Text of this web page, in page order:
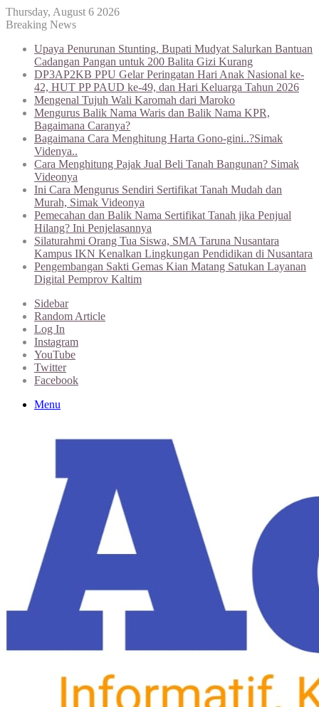
Thursday, August 6 2026
Breaking News
Upaya Penurunan Stunting, Bupati Mudyat Salurkan Bantuan
Cadangan Pangan untuk 200 Balita Gizi Kurang
DP3AP2KB PPU Gelar Peringatan Hari Anak Nasional ke-
42, HUT PP PAUD ke-49, dan Hari Keluarga Tahun 2026
Mengenal Tujuh Wali Karomah dari Maroko
Mengurus Balik Nama Waris dan Balik Nama KPR,
Bagaimana Caranya?
Bagaimana Cara Menghitung Harta Gono-gini..?Simak
Videnya..
Cara Menghitung Pajak Jual Beli Tanah Bangunan? Simak
Videonya
Ini Cara Mengurus Sendiri Sertifikat Tanah Mudah dan
Murah, Simak Videonya
Pemecahan dan Balik Nama Sertifikat Tanah jika Penjual
Hilang? Ini Penjelasannya
Silaturahmi Orang Tua Siswa, SMA Taruna Nusantara
Kampus IKN Kenalkan Lingkungan Pendidikan di Nusantara
Pengembangan Sakti Gemas Kian Matang Satukan Layanan
Digital Pemprov Kaltim
Sidebar
Random Article
Log In
Instagram
YouTube
Twitter
Facebook
Menu